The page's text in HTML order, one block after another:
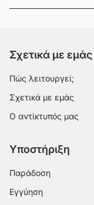
Σχετικά με εμάς
Πώς λειτουργεί;
Σχετικά με εμάς
Ο αντίκτυπός μας
Υποστήριξη
Παράδοση
Εγγύηση